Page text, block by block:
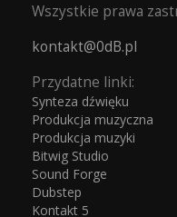
Wszystkie prawa
kontakt@0dB.pl
Przydatne linki:
Synteza dźwięku
Produkcja muzyczna
Produkcja muzyki
Bitwig Studio
Sound Forge
Dubstep
Kontakt 5